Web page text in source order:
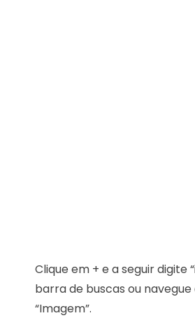
Clique em + e a seguir digite
barra de buscas ou
“Imagem”.